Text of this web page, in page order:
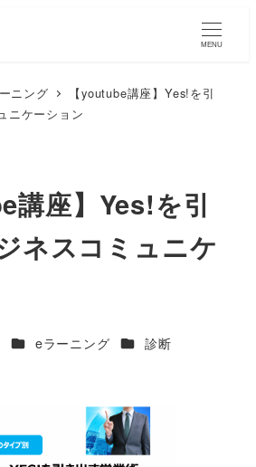
MENU
ニング
【youtube講座】Yes!を引
ニケーション
講座】Yes!を引
ネスコミュニケ
eラーニング 診断